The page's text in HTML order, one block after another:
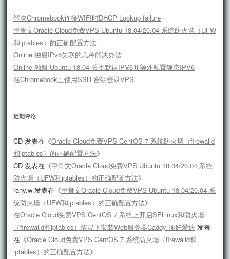
解决Chromebook连接WIFI时DHCP Lookup failure
甲骨文Oracle Cloud免费VPS Ubuntu 18.04/20.04 系统防火墙（UFW
和iptables）的正确配置方法
Online 独服IPv6失联的几种解决办法
Online 独服 Ubuntu 18.04 关闭默认IPV6并额外配置静态IPV6
在Chromebook上使用SSH 密钥登录VPS
近期评论
CD 发表在《Oracle Cloud免费VPS CentOS 7 系统防火墙（firewalld
和iptables）的正确配置方法》
CD 发表在《甲骨文Oracle Cloud免费VPS Ubuntu 18.04/20.04 系统
防火墙（UFW和iptables）的正确配置方法》
rany.w 发表在《甲骨文Oracle Cloud免费VPS Ubuntu 18.04/20.04 系
统防火墙（UFW和iptables）的正确配置方法》
在Oracle Cloud免费VPS CentOS 7 系统上开启SELinux和防火墙
（firewalld和iptables）情况下安装Web服务器Caddy-顶好爱迪 发表
在《Oracle Cloud免费VPS CentOS 7 系统防火墙（firewalld和
iptables）的正确配置方法》